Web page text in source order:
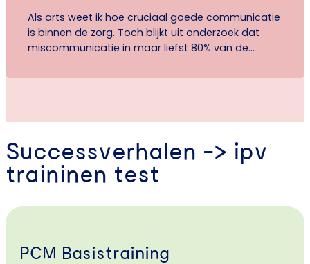
Als arts weet ik hoe cruciaal goede communicatie
is binnen de zorg. Toch blijkt uit onderzoek dat
miscommunicatie in maar liefst 80% van de
of reden om uit het vak te stappen. Ondanks dit
Successverhalen -> ipv
traininen test
PCM Basistraining